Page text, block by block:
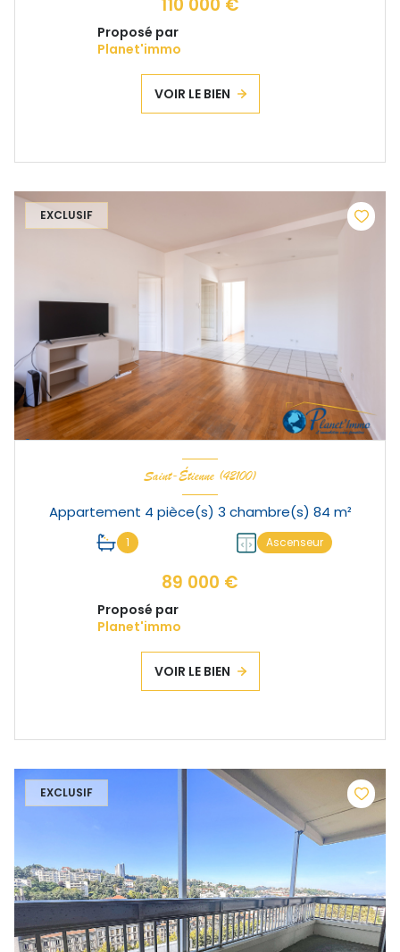
110 000 €
Proposé par
Planet'immo
VOIR LE BIEN
EXCLUSIF
Saint-Étienne (42100)
Appartement 4 pièce(s) 3 chambre(s) 84 m²
1 Ascenseur
89 000 €
Proposé par
Planet'immo
VOIR LE BIEN
EXCLUSIF